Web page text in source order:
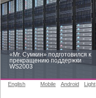
«Mr. Сумкин» подготовился к
прекращению поддержки
WS2003
English Mobile Android Light